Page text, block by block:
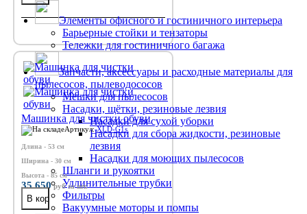
Элементы офисного и гостиничного интерьера
Барьерные стойки и тензаторы
Тележки для гостиничного багажа
Запчасти, аксессуары и расходные материалы для
пылесосов, пылеводососов
Мешки для пылесосов
Насадки, щётки, резиновые лезвия
Насадки для сухой уборки
Насадки для сбора жидкости, резиновые
лезвия
Насадки для моющих пылесосов
Шланги и рукоятки
Удлинительные трубки
Фильтры
Вакуумные моторы и помпы
Машинка для чистки обуви
Артикул:XLD-G1s
Длина - 53 см
Ширина - 30 см
Высота - 85 см
35 650рубза шт.